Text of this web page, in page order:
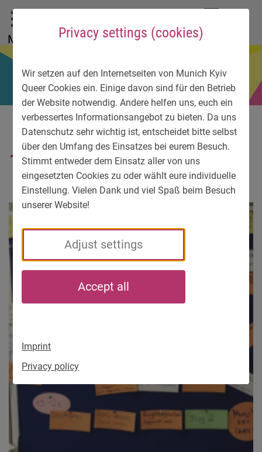
Privacy settings (cookies)
Wir setzen auf den Internetseiten von Munich Kyiv
Queer Cookies ein. Einige davon sind für den Betrieb
der Website notwendig. Andere helfen uns, euch ein
verbessertes Informationsangebot zu bieten. Da uns
Datenschutz sehr wichtig ist, entscheidet bitte selbst
über den Umfang des Einsatzes bei eurem Besuch.
Stimmt entweder dem Einsatz aller von uns
eingesetzten Cookies zu oder wählt eure individuelle
Einstellung. Vielen Dank und viel Spaß beim Besuch
unserer Website!
Adjust settings
Accept all
Imprint
Privacy policy
To main menu
To language menu
To search
To content
To service information
Menu
15